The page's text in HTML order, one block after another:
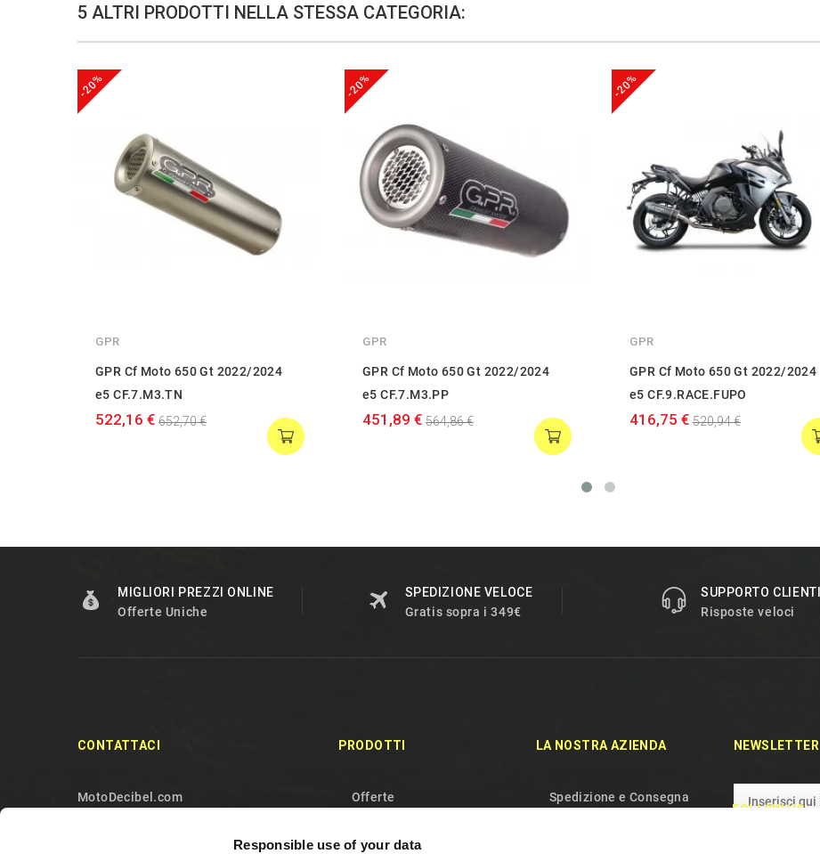
Responsible use of your data
5 ALTRI PRODOTTI NELLA STESSA CATEGORIA:
-20%
GPR
GPR Cf Moto 650 Gt 2022/2024
e5 CF.7.M3.TN
522,16 € 652,70 €
-20%
GPR
GPR Cf Moto 650 Gt 2022/2024
e5 CF.7.M3.PP
451,89 € 564,86 €
-20%
GPR
GPR Cf Moto 650 Gt 2022/2024
e5 CF.9.RACE.FUPO
416,75 € 520,94 €
MIGLIORI PREZZI ONLINE
Offerte Uniche
SPEDIZIONE VELOCE
Gratis sopra i 349€
SUPPORTO CLIENTI
Risposte veloci
CONTATTACI
MotoDecibel.com
PRODOTTI
Offerte
Più venduti
LA NOSTRA AZIENDA
Spedizione e Consegna
NEWSLETTER
FOLLOW US